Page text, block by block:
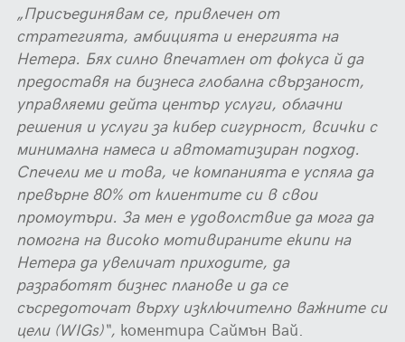
„Присъединявам се, привлечен от
стратегията, амбицията и енергията на
Нетера. Бях силно впечатлен от фокуса й да
предоставя на бизнеса глобална свързаност,
управляеми дейта център услуги, облачни
решения и услуги за кибер сигурност, всички с
минимална намеса и автоматизиран подход.
Спечели ме и това, че компанията е успяла да
превърне 80% от клиентите си в свои
промоутъри. За мен е удоволствие да мога да
помогна на високо мотивираните екипи на
Нетера да увеличат приходите, да
разработят бизнес планове и да се
съсредоточат върху изключително важните си
цели (WIGs)“, коментира Саймън Вай.